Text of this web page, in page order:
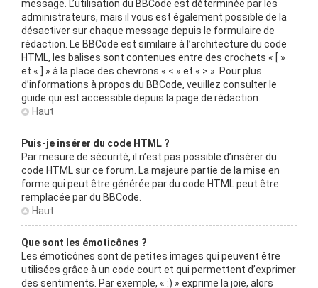
message. L’utilisation du BBCode est déterminée par les
administrateurs, mais il vous est également possible de la
désactiver sur chaque message depuis le formulaire de
rédaction. Le BBCode est similaire à l’architecture du code
HTML, les balises sont contenues entre des crochets « [ »
et « ] » à la place des chevrons « < » et « > ». Pour plus
d’informations à propos du BBCode, veuillez consulter le
guide qui est accessible depuis la page de rédaction.
Haut
Puis-je insérer du code HTML ?
Par mesure de sécurité, il n’est pas possible d’insérer du
code HTML sur ce forum. La majeure partie de la mise en
forme qui peut être générée par du code HTML peut être
remplacée par du BBCode.
Haut
Que sont les émoticônes ?
Les émoticônes sont de petites images qui peuvent être
utilisées grâce à un code court et qui permettent d’exprimer
des sentiments. Par exemple, « :) » exprime la joie, alors